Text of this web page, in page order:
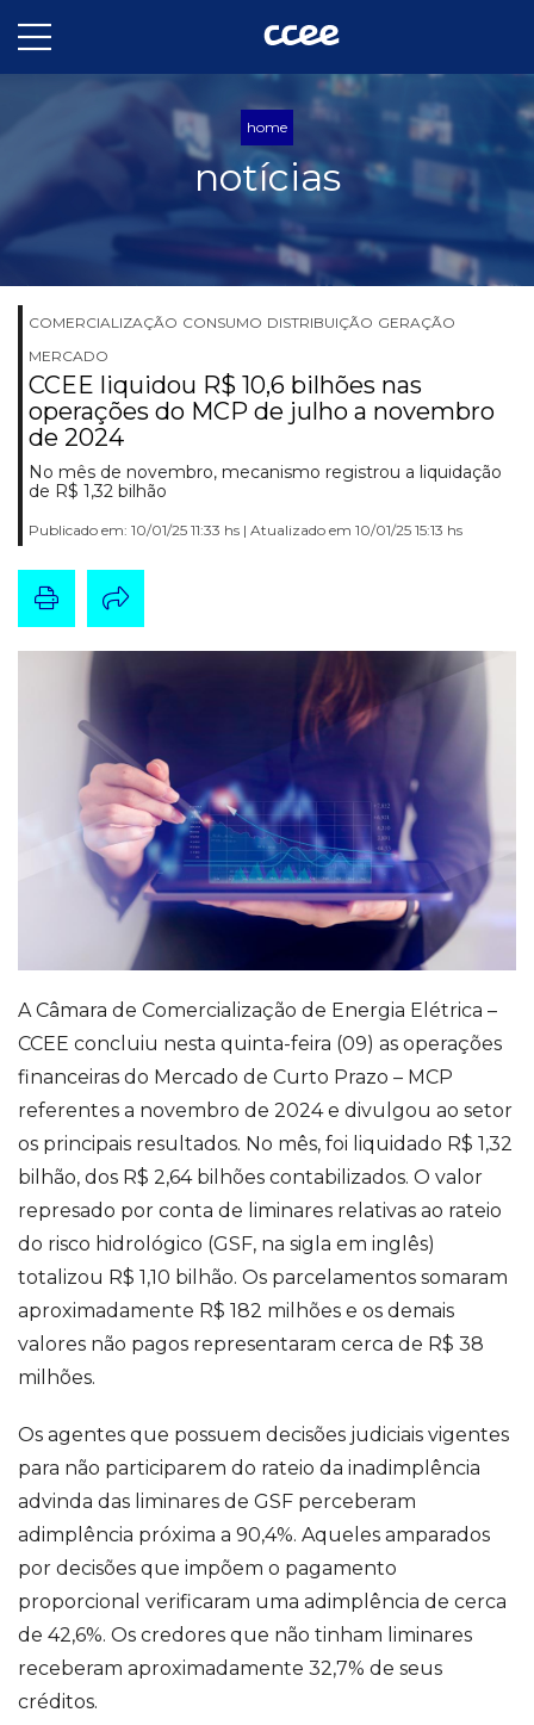
home
notícias
COMERCIALIZAÇÃO CONSUMO DISTRIBUIÇÃO GERAÇÃO
MERCADO
CCEE liquidou R$ 10,6 bilhões nas
operações do MCP de julho a novembro
de 2024
No mês de novembro, mecanismo registrou a liquidação
de R$ 1,32 bilhão
Publicado em: 10/01/25 11:33 hs | Atualizado em 10/01/25 15:13 hs
A Câmara de Comercialização de Energia Elétrica –
CCEE concluiu nesta quinta-feira (09) as operações
financeiras do Mercado de Curto Prazo – MCP
referentes a novembro de 2024 e divulgou ao setor
os principais resultados. No mês, foi liquidado R$ 1,32
bilhão, dos R$ 2,64 bilhões contabilizados. O valor
represado por conta de liminares relativas ao rateio
do risco hidrológico (GSF, na sigla em inglês)
totalizou R$ 1,10 bilhão. Os parcelamentos somaram
aproximadamente R$ 182 milhões e os demais
valores não pagos representaram cerca de R$ 38
milhões.
Os agentes que possuem decisões judiciais vigentes
para não participarem do rateio da inadimplência
advinda das liminares de GSF perceberam
adimplência próxima a 90,4%. Aqueles amparados
por decisões que impõem o pagamento
proporcional verificaram uma adimplência de cerca
de 42,6%. Os credores que não tinham liminares
receberam aproximadamente 32,7% de seus
créditos.